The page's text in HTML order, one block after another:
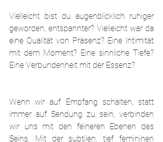
Vielleicht bist du augenblicklich ruhiger
geworden, entspannter? Vielleicht war da
eine Qualität von Präsenz? Eine Intimität
mit dem Moment? Eine sinnliche Tiefe?
Eine Verbundenheit mit der Essenz?
Wenn wir auf Empfang schalten, statt
immer auf Sendung zu sein, verbinden
wir uns mit den feineren Ebenen des
Seins. Mit der subtilen, tief femininen